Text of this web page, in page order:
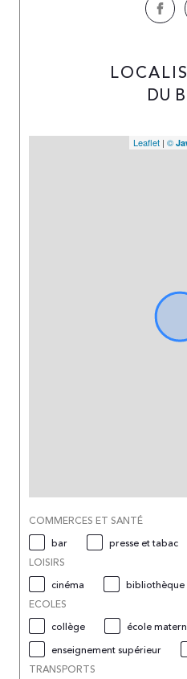
DU
Leaflet | ©
COMMERCES ET SANTÉ
bar
presse et tabac
LOISIRS
cinéma
bibliothèque
ECOLES
collège
école
enseignement supérieur
TRANSPORTS